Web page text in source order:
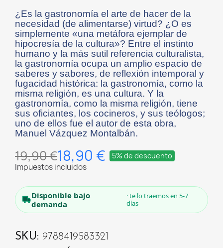
¿Es la gastronomía el arte de hacer de la
necesidad (de alimentarse) virtud? ¿O es
simplemente «una metáfora ejemplar de
hipocresía de la cultura»? Entre el instinto
humano y la más sutil referencia culturalista,
la gastronomía ocupa un amplio espacio de
saberes y sabores, de reflexión intemporal y
fugacidad histórica: la gastronomía, como la
misma religión, es una cultura. Y la
gastronomía, como la misma religión, tiene
sus oficiantes, los cocineros, y sus teólogos;
uno de ellos fue el autor de esta obra,
Manuel Vázquez Montalbán.
19,90 €18,90 € 5% de descuento
Impuestos incluidos
Disponible bajo
demanda
· te lo traemos en 5-7
días
SKU
9788419583321